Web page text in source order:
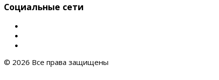
Социальные сети
© 2026 Все права защищены